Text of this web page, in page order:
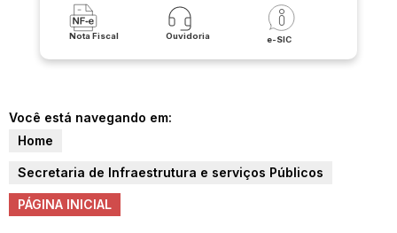
Nota Fiscal Ouvidoria e-SIC
Você está navegando em:
Home
Secretaria de Infraestrutura e serviços Públicos
PÁGINA INICIAL